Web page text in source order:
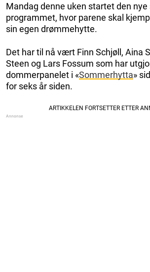
Mandag denne uken startet den nye
programmet, hvor parene skal
sin egen drømmehytte.
Det har til nå vært Finn Schjøll, Aina
Steen og Lars Fossum som har
dommerpanelet i «Sommerhytta»
for seks år siden.